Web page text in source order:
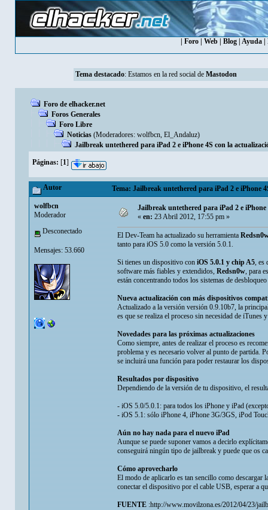
Foro| Web| Blog| Ayuda|
Tema destacado: Estamos en la red social de Mastodon
Foro de elhacker.net
Foros Generales
Foro Libre
Noticias (Moderadores: wolfbcn, El_Andaluz)
Jailbreak untethered para iPad 2 e iPhone 4S con la
Páginas: [1]
Autor Tema: Jailbreak untethered para iPad 2 e iPhone
wolfbcn
Moderador
Desconectado
Mensajes: 53.660
Jailbreak untethered para iPad 2 e
«en:23 Abril 2012, 17:55 pm »
El Dev-Team ha actualizado su herramienta
tanto para iOS 5.0 como la versión 5.0.1.
Si tienes un dispositivo coniOS 5.0.1 y chip A5, es
software más fiables y extendidos,Redsn0w, para
están concentrando todos los sistemas de
Nueva actualización con más dispositivos
Actualizado a la versión versión 0.9.10b7, la
es que se realiza el proceso sin necesidad de
Novedades para las próximas actualizaciones
Como siempre, antes de realizar el proceso es
problema y es necesario volver al punto de partida.
se incluirá una función para poder restaurar los
Resultados por dispositivo
Dependiendo de la versión de tu dispositivo, el
- iOS 5.0/5.0.1: para todos los iPhone y iPad
- iOS 5.1: sólo iPhone 4, iPhone 3G/3GS, iPod
Aún no hay nada para el nuevo iPad
Aunque se puede suponer vamos a decirlo
conseguirá ningún tipo de jailbreak y puede que os
Cómo aprovecharlo
El modo de aplicarlo es tan sencillo como
conectar el dispositivo por el cable USB, esperar a
FUENTE:http://www.movilzona.es/2012/04/23/